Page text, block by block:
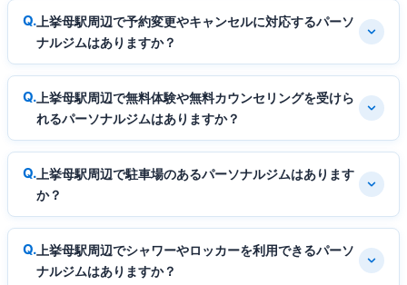
上挙母駅周辺で予約変更やキャンセルに対応するパーソ
ナルジムはありますか？
上挙母駅周辺で無料体験や無料カウンセリングを受けら
れるパーソナルジムはありますか？
上挙母駅周辺で駐車場のあるパーソナルジムはあります
か？
上挙母駅周辺でシャワーやロッカーを利用できるパーソ
ナルジムはありますか？